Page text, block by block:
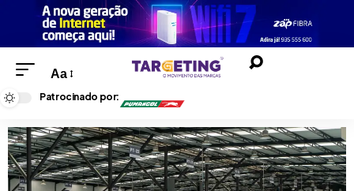
Aa
Patrocinado por: